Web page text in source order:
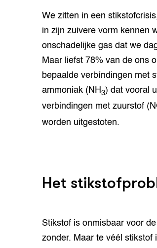
We zitten in een
in zijn zuivere vorm kennen
onschadelijke gas dat we
Maar liefst 78% van de ons
bepaalde verbíndingen met
ammoniak (NH 3) dat vooral
verbindingen met zuurstof
worden uitgestoten.
Het
Stikstof is onmisbaar voor
zonder. Maar te véél stikstof